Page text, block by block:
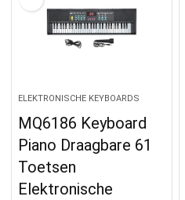
ELEKTRONISCHE KEYBOARDS
MQ6186 Keyboard
Piano Draagbare 61
Toetsen
Elektronische